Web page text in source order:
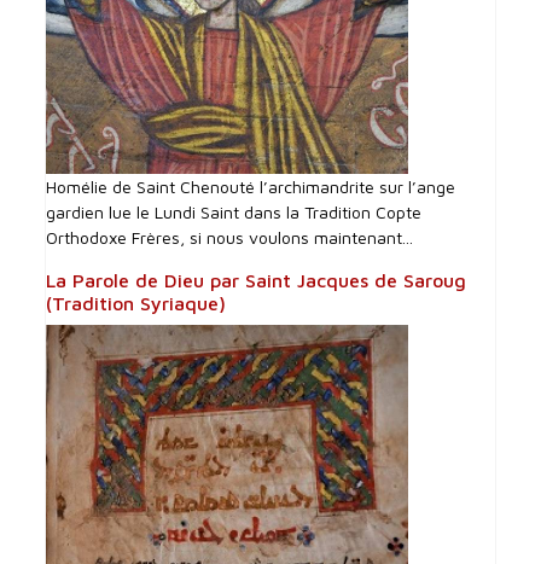
Homélie de Saint Chenouté l’archimandrite sur l’ange
gardien lue le Lundi Saint dans la Tradition Copte
Orthodoxe Frères, si nous voulons maintenant...
La Parole de Dieu par Saint Jacques de Saroug
(Tradition Syriaque)